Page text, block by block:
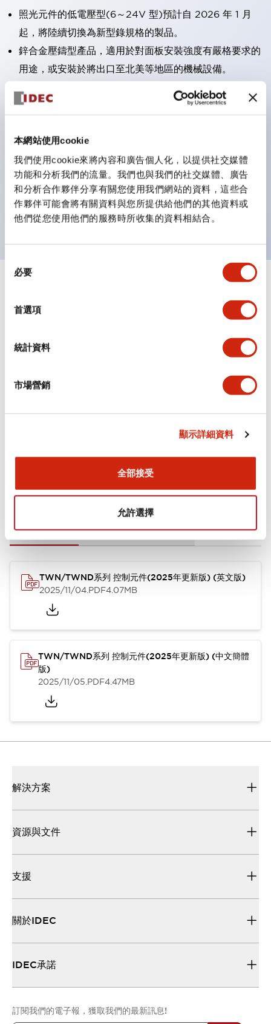
本網站使用cookie
我們使用cookie來將內容和廣告個人化，以提供社交媒體
功能和分析我們的流量。我們也與我們的社交媒體、廣告
和分析合作夥伴分享有關您使用我們網站的資料，這些合
作夥伴可能會將有關資料與您所提供給他們的其他資料或
他們從您使用他們的服務時所收集的資料相結合。
必要
首選項
統計資料
市場營銷
顯示詳細資料
全部接受
允許選擇
照光元件的低電壓型(6～24V 型)預計自 2026 年 1 月
起，將陸續切換為新型錄規格的製品。
鋅合金壓鑄型產品，適用於對面板安裝強度有嚴格要求的
用途，或安裝於將出口至北美等地區的機械設備。
採用HW-U 型接點塊，該接點塊具備手指保護結構、螺
絲彈升端子構造且對應IP20 保護等級 。
壓最高可支援至 240V。
一顆 LED 燈泡即可呈現六種顏色（LSRD 燈泡）。以往
需分色管理的 LED 燈泡，如今可用單一顆燈泡呈現多種
顏色。
主要機種已通過UL和CSA認證，並符合EN標準。
審美規範
環境規範
機械規格
安裝和安裝規範
文件和檔案
型錄和宣傳手冊 CAD檔 認證與標準 其他
TWN/TWND系列 控制元件(2025年更新版) (英文版)
2025/11/04.PDF4.07MB
TWN/TWND系列 控制元件(2025年更新版) (中文簡體
版)
2025/11/05.PDF4.47MB
解決方案
資源與文件
支援
關於IDEC
IDEC承諾
訂閱我們的電子報，獲取我們的最新訊息!